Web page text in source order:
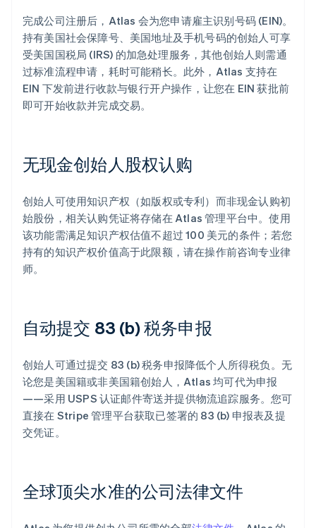
完成公司注册后，Atlas 会为您申请雇主识别号码 (EIN)。
持有美国社会保障号、美国地址及手机号码的创始人可享
受美国国税局 (IRS) 的加急处理服务，其他创始人则需通
过标准流程申请，耗时可能稍长。此外，Atlas 支持在
EIN 下发前进行收款与银行开户操作，让您在 EIN 获批前
即可开始收款并完成交易。
无现金创始人股权认购
创始人可使用知识产权（如版权或专利）而非现金认购初
始股份，相关认购凭证将存储在 Atlas 管理平台中。使用
该功能需满足知识产权估值不超过 100 美元的条件；若您
持有的知识产权价值高于此限额，请在操作前咨询专业律
师。
自动提交 83 (b) 税务申报
创始人可通过提交 83 (b) 税务申报降低个人所得税负。无
论您是美国籍或非美国籍创始人，Atlas 均可代为申报
——采用 USPS 认证邮件寄送并提供物流追踪服务。您可
直接在 Stripe 管理平台获取已签署的 83 (b) 申报表及提
交凭证。
全球顶尖水准的公司法律文件